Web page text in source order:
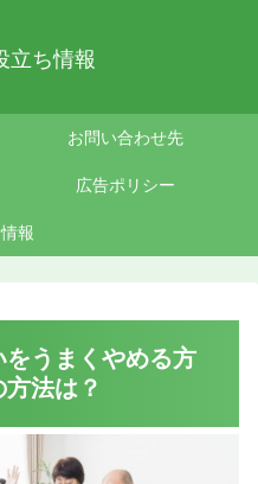
立ち情報
お問い合わせ先
広告ポリシー
報
をうまくやめる方
法は？